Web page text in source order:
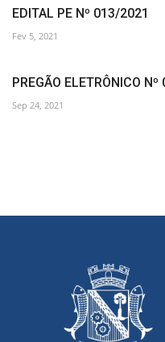
EDITAL PE Nº 013/2021
Fev 5, 2021
PREGÃO ELETRÔNICO
Sep 24, 2021